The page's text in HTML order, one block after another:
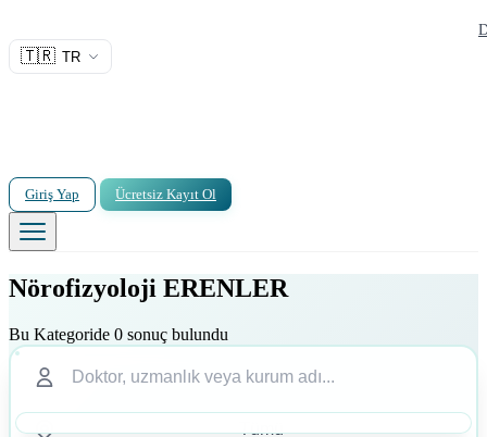
🇹🇷 TR
Giriş Yap Ücretsiz Kayıt Ol
Nörofizyoloji ERENLER
Bu Kategoride 0 sonuç bulundu